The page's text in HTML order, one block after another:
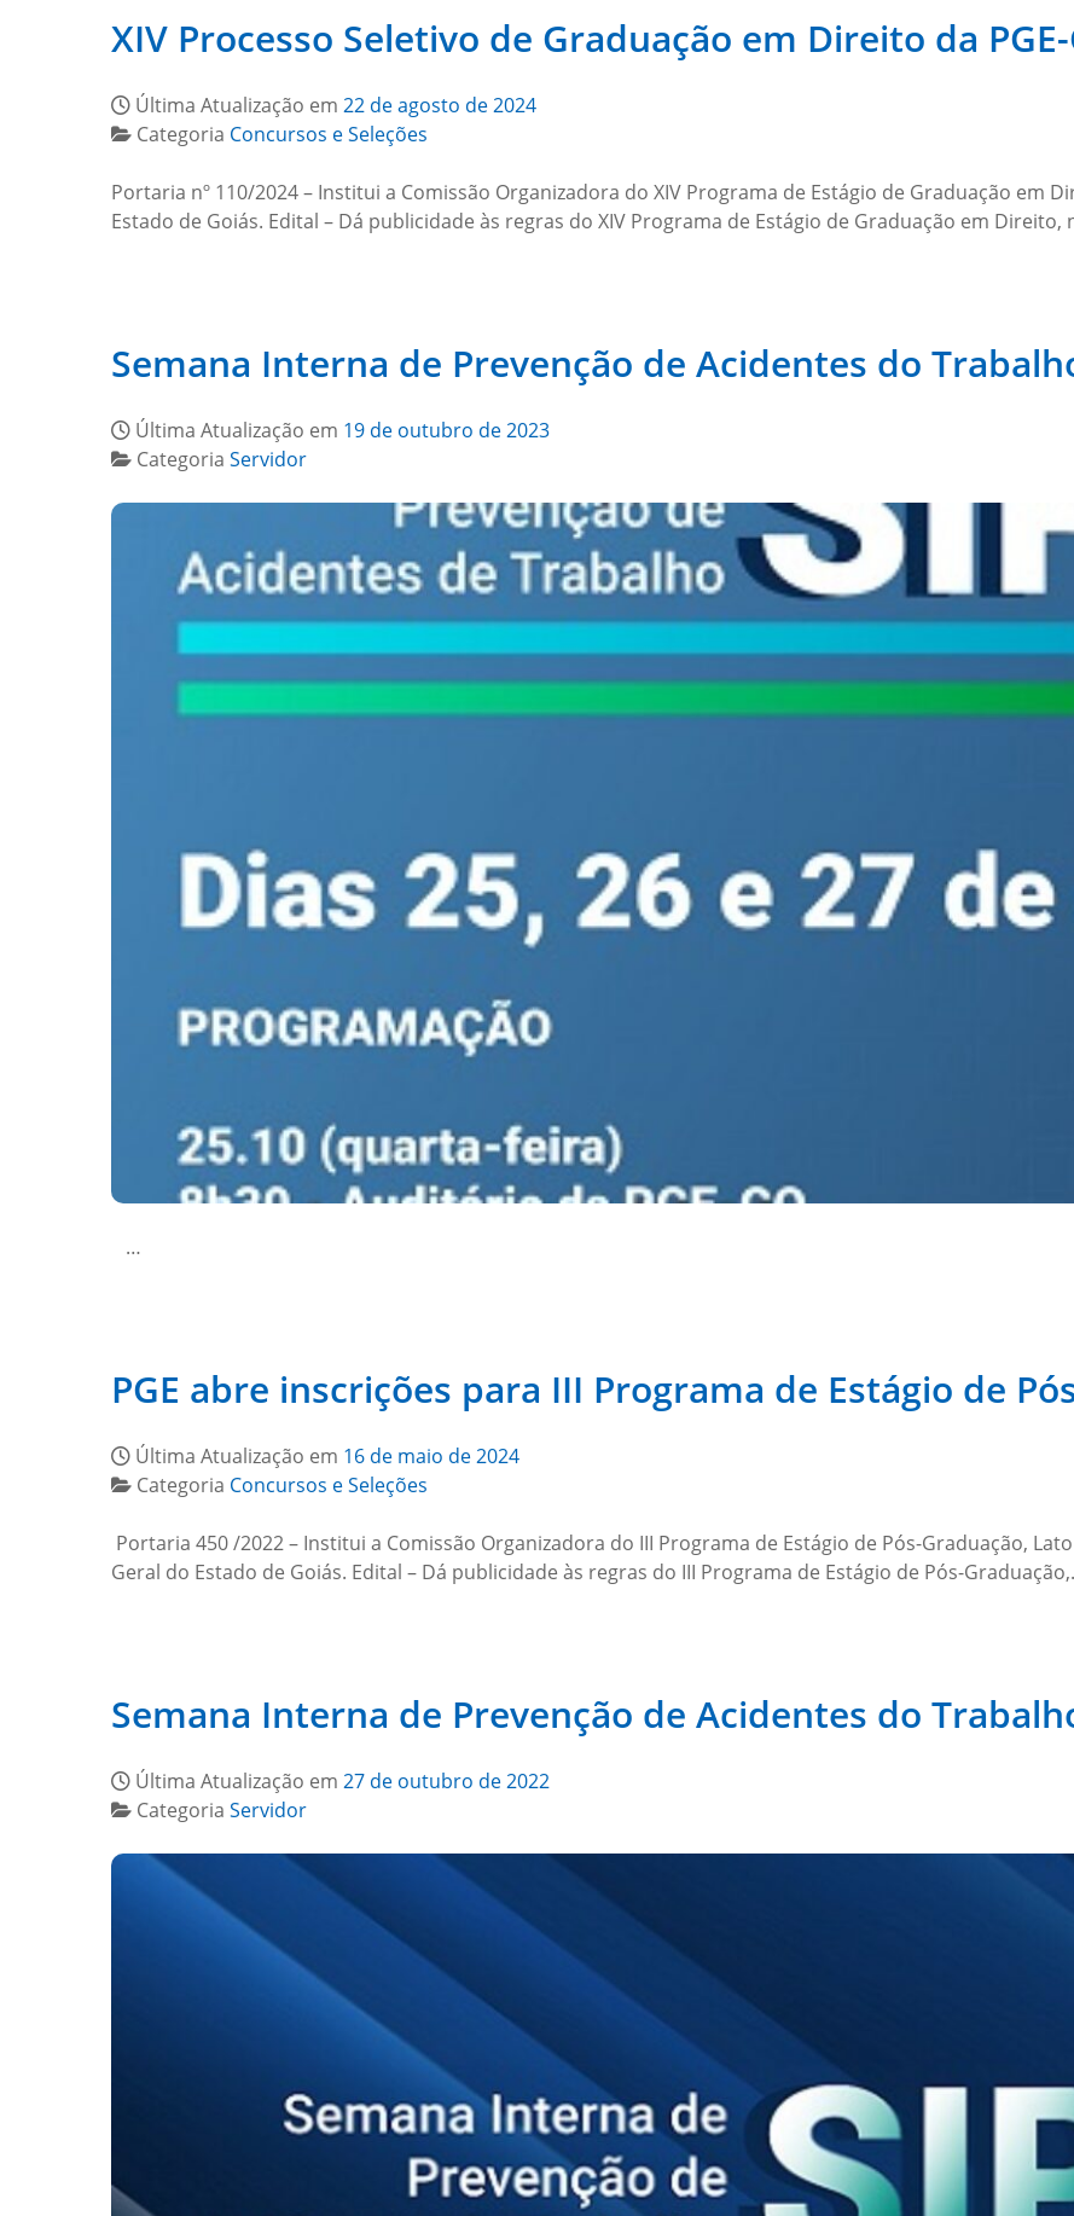
XIV Processo Seletivo de Graduação em Direito da
Última Atualização em 22 de agosto de 2024
Categoria Concursos e Seleções
Portaria nº 110/2024 – Institui a Comissão Organizadora do XIV Programa de Estágio de Graduação em
Estado de Goiás. Edital – Dá publicidade às regras do XIV Programa de Estágio de Graduação em
Semana Interna de Prevenção de Acidentes do
Última Atualização em 19 de outubro de 2023
Categoria Servidor
…
PGE abre inscrições para III Programa de Estágio de
Última Atualização em 16 de maio de 2024
Categoria Concursos e Seleções
Portaria 450 /2022 – Institui a Comissão Organizadora do III Programa de Estágio de Pós-Graduação,
Geral do Estado de Goiás. Edital – Dá publicidade às regras do III Programa de Estágio de Pós-
Semana Interna de Prevenção de Acidentes do
Última Atualização em 27 de outubro de 2022
Categoria Servidor